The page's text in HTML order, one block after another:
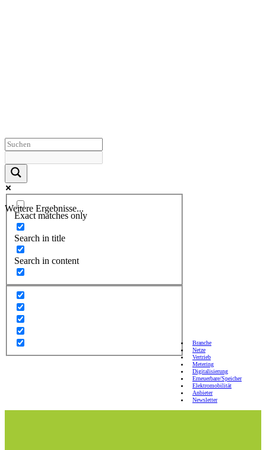
Weitere Ergebnisse...
Exact matches only
Search in title
Search in content
Branche
Netze
Vertrieb
Metering
Digitalisierung
Erneuerbare/Speicher
Elektromobilität
Anbieter
Newsletter